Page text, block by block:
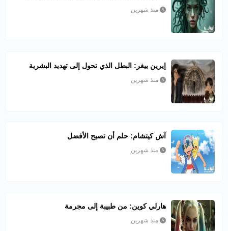
منذ شهرين
إيرين ييغر: البطل الذي تحول إلى تهديد البشرية
منذ شهرين
آش كيتشام: حلم أن تصبح الأفضل
منذ شهرين
هارلي كوين: من طبيبة إلى مجرمة
منذ شهرين